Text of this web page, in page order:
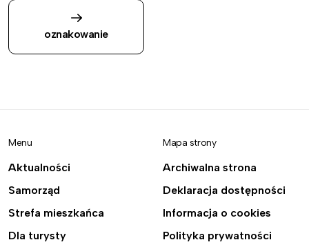
oznakowanie
Menu
Aktualności
Samorząd
Strefa mieszkańca
Dla turysty
Mapa strony
Archiwalna strona
Deklaracja dostępności
Informacja o cookies
Polityka prywatności